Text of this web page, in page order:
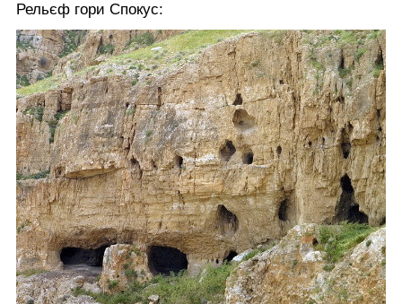
Рельєф гори Спокус: